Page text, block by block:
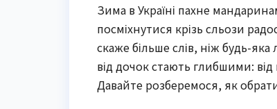
Зима в Україні пахне
посміхнутися крізь сльози
скаже більше слів, ніж будь-яка
від дочок стають глибшими:
Давайте розберемося, як